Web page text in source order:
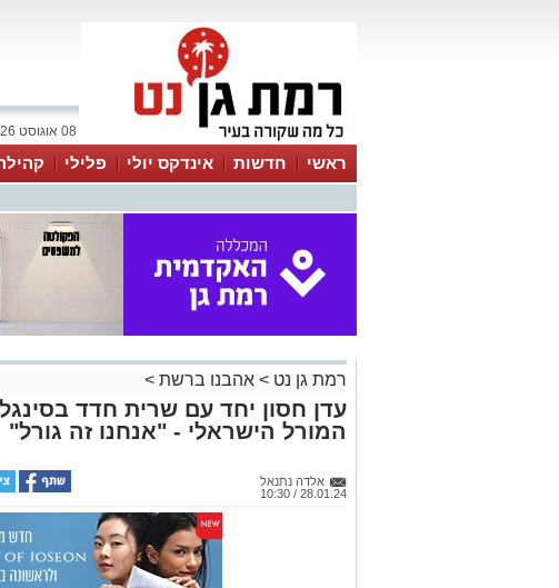
08 אוגוסט 2026 / 19:15
ראשי חדשות אינדקס יולי פלילי
רמת גן נט > אהבנו ברשת >
עדן חסון יחד עם שרית חדד
המורל הישראלי - "אנחנו זה גורל"
אלדה נתנאל
28.01.24 / 10:30